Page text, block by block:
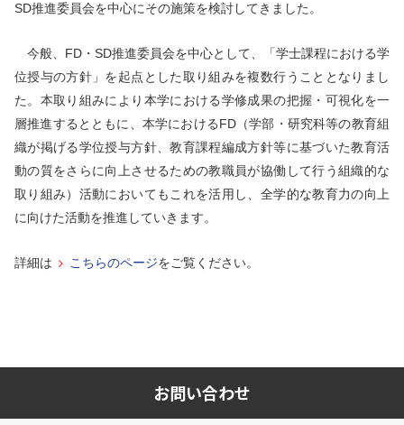
SD推進委員会を中心にその施策を検討してきました。
今般、FD・SD推進委員会を中心として、「学士課程における学
位授与の方針」を起点とした取り組みを複数行うこととなりまし
た。本取り組みにより本学における学修成果の把握・可視化を一
層推進するとともに、本学におけるFD（学部・研究科等の教育組
織が掲げる学位授与方針、教育課程編成方針等に基づいた教育活
動の質をさらに向上させるための教職員が協働して行う組織的な
取り組み）活動においてもこれを活用し、全学的な教育力の向上
に向けた活動を推進していきます。
詳細は こちらのページをご覧ください。
お問い合わせ